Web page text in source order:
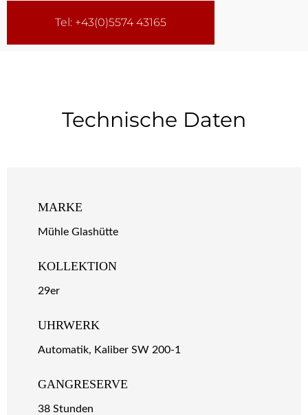
Tel: +43(0)5574 43165
Technische Daten
MARKE
Mühle Glashütte
KOLLEKTION
29er
UHRWERK
Automatik, Kaliber SW 200-1
GANGRESERVE
38 Stunden